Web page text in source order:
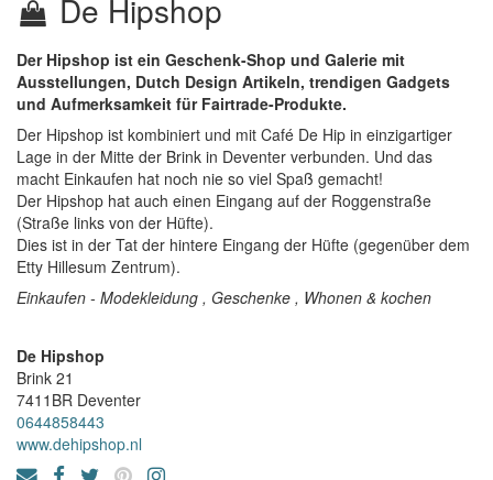
De Hipshop
Der Hipshop ist ein Geschenk-Shop und Galerie mit
Ausstellungen, Dutch Design Artikeln, trendigen Gadgets
und Aufmerksamkeit für Fairtrade-Produkte.
Der Hipshop ist kombiniert und mit Café De Hip in einzigartiger
Lage in der Mitte der Brink in Deventer verbunden. Und das
macht Einkaufen hat noch nie so viel Spaß gemacht!
Der Hipshop hat auch einen Eingang auf der Roggenstraße
(Straße links von der Hüfte).
Dies ist in der Tat der hintere Eingang der Hüfte (gegenüber dem
Etty Hillesum Zentrum).
Einkaufen - Modekleidung , Geschenke , Whonen & kochen
De Hipshop
Brink 21
7411BR Deventer
0644858443
www.dehipshop.nl